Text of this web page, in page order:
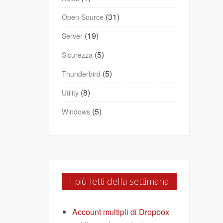
Open Source (31)
Server (19)
Sicurezza (5)
Thunderbird (5)
Utility (8)
Windows (5)
I più letti della settimana
Account multipli di Dropbox